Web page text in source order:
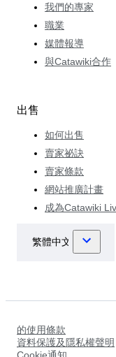
我們的專家
職業
媒體報導
與Catawiki合作
出售
如何出售
賣家祕訣
賣家條款
網站推廣計畫
成為Catawiki
的使用條款
資料保護及隱私權聲明